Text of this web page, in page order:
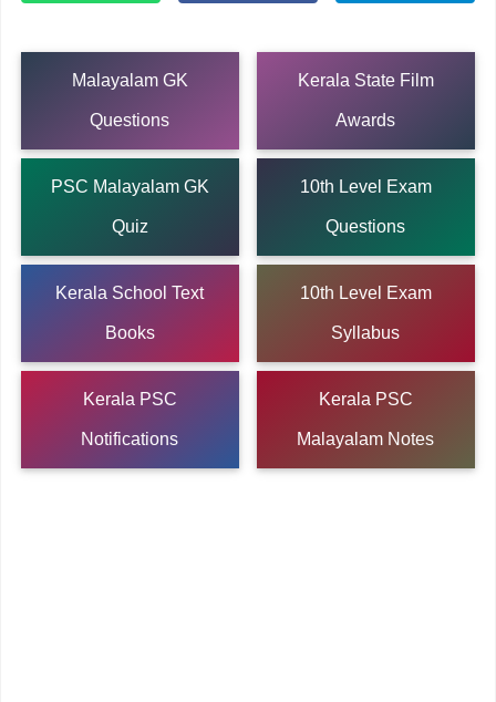
Malayalam GK
Questions
Kerala State Film
Awards
PSC Malayalam GK
Quiz
10th Level Exam
Questions
Kerala School Text
Books
10th Level Exam
Syllabus
Kerala PSC
Notifications
Kerala PSC
Malayalam Notes